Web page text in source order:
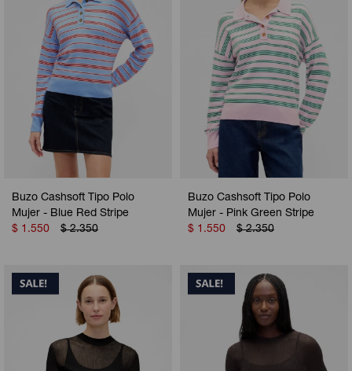
Buzo Cashsoft Tipo Polo
Mujer - Blue Red Stripe
$ 1.550 $ 2.350
Buzo Cashsoft Tipo Polo
Mujer - Pink Green Stripe
$ 1.550 $ 2.350